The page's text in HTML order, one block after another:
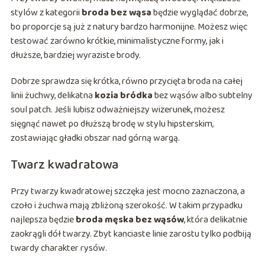
stylów z kategorii broda bez wąsabędzie wyglądać dobrze,
bo proporcje są już z natury bardzo harmonijne. Możesz więc
testować zarówno krótkie, minimalistyczne formy, jak i
dłuższe, bardziej wyraziste brody.
Dobrze sprawdza się krótka, równo przycięta broda na całej
linii żuchwy, delikatna kozia bródkabez wąsów albo subtelny
soul patch. Jeśli lubisz odważniejszy wizerunek, możesz
sięgnąć nawet po dłuższą brodę w stylu hipsterskim,
zostawiając gładki obszar nad górną wargą.
Twarz kwadratowa
Przy twarzy kwadratowej szczęka jest mocno zaznaczona, a
czoło i żuchwa mają zbliżoną szerokość. W takim przypadku
najlepsza będziebroda męska bez wąsów, która delikatnie
zaokrągli dół twarzy. Zbyt kanciaste linie zarostu tylko podbiją
twardy charakter rysów.